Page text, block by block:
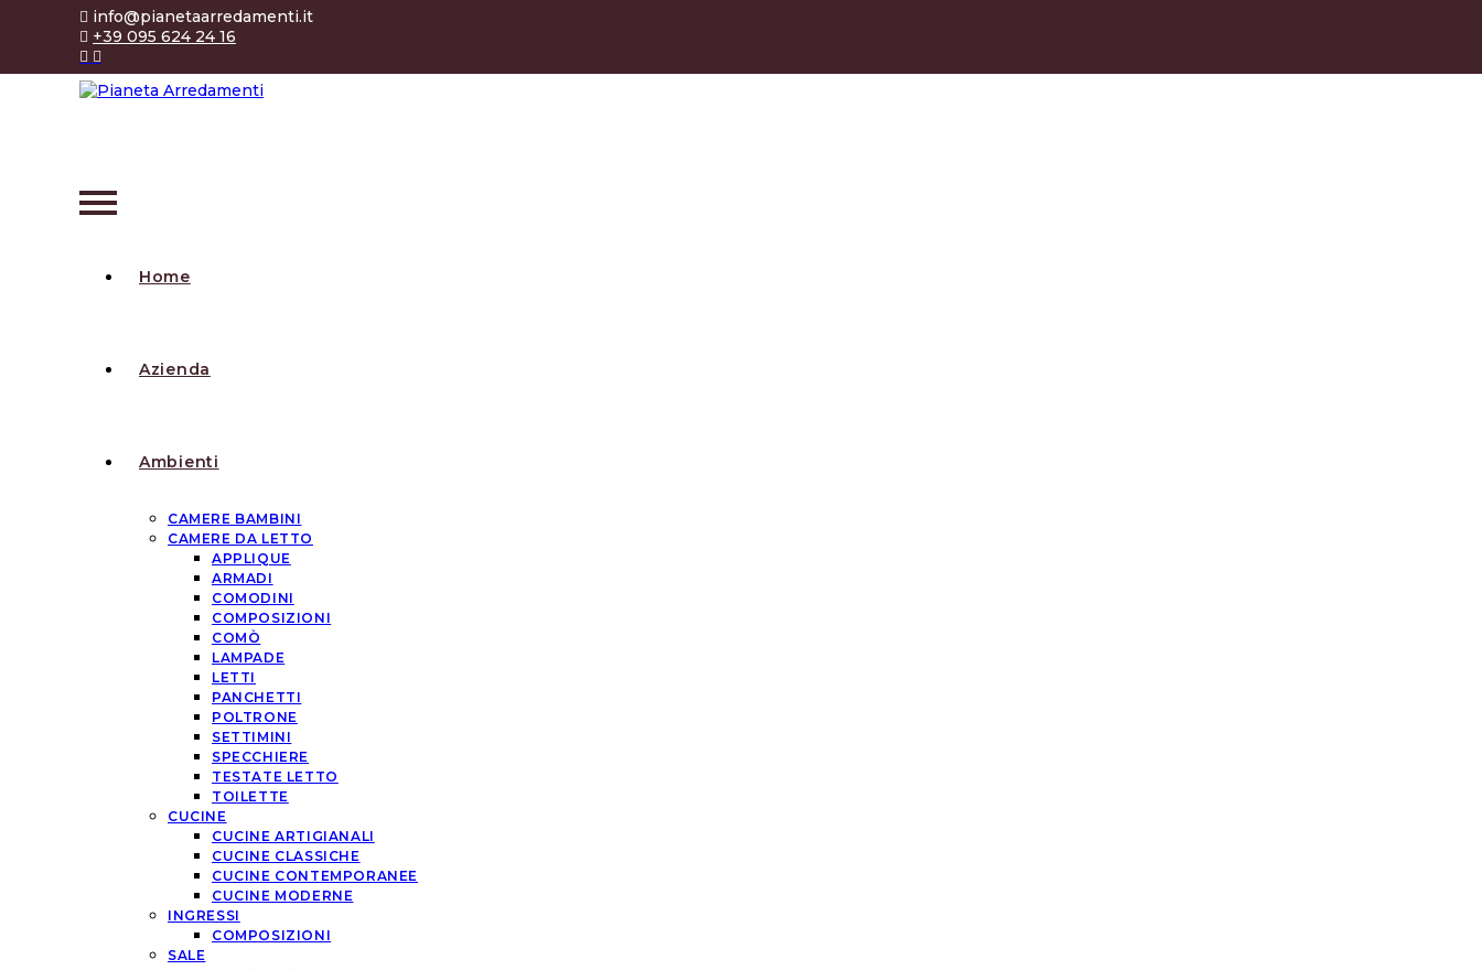
info@pianetaarredamenti.it
+39 095 624 24 16
Home
Azienda
Ambienti
CAMERE BAMBINI
CAMERE DA LETTO
APPLIQUE
ARMADI
COMODINI
COMPOSIZIONI
COMÒ
LAMPADE
LETTI
PANCHETTI
POLTRONE
SETTIMINI
SPECCHIERE
TESTATE LETTO
TOILETTE
CUCINE
CUCINE ARTIGIANALI
CUCINE CLASSICHE
CUCINE CONTEMPORANEE
CUCINE MODERNE
INGRESSI
COMPOSIZIONI
SALE